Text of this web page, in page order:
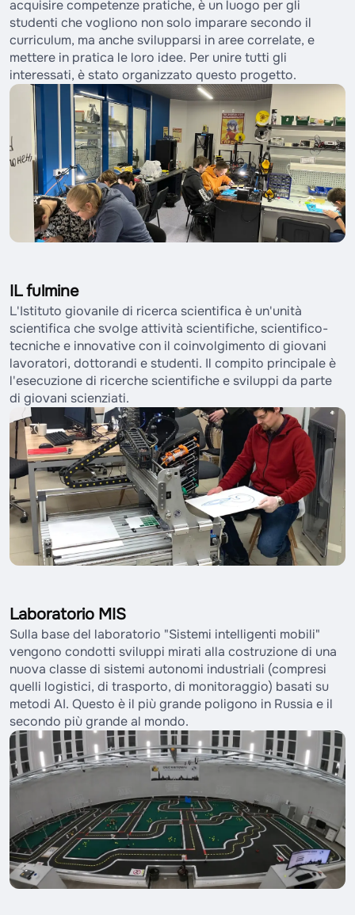
acquisire competenze pratiche, è un luogo per gli
studenti che vogliono non solo imparare secondo il
curriculum, ma anche svilupparsi in aree correlate, e
mettere in pratica le loro idee. Per unire tutti gli
interessati, è stato organizzato questo progetto.
IL fulmine
L'Istituto giovanile di ricerca scientifica è un'unità
scientifica che svolge attività scientifiche, scientifico-
tecniche e innovative con il coinvolgimento di giovani
lavoratori, dottorandi e studenti. Il compito principale è
l'esecuzione di ricerche scientifiche e sviluppi da parte
di giovani scienziati.
Laboratorio MIS
Sulla base del laboratorio "Sistemi intelligenti mobili"
vengono condotti sviluppi mirati alla costruzione di una
nuova classe di sistemi autonomi industriali (compresi
quelli logistici, di trasporto, di monitoraggio) basati su
metodi AI. Questo è il più grande poligono in Russia e il
secondo più grande al mondo.